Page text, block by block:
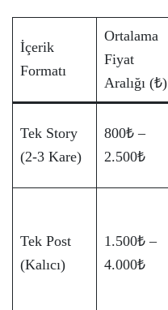
İçerik
Formatı
Ortalama
Fiyat
Aralığı (₺)
Tek Story
(2-3 Kare)
800₺ –
2.500₺
Tek Post
(Kalıcı)
1.500₺ –
4.000₺